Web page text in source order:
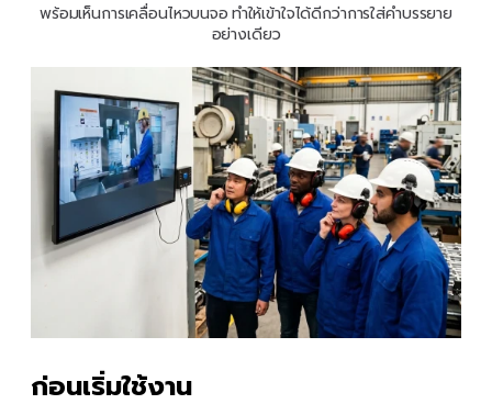
พร้อมเห็นการเคลื่อนไหวบนจอ ทำให้เข้าใจได้ดีกว่าการใส่คำบรรยาย
อย่างเดียว
ก่อนเริ่มใช้งาน